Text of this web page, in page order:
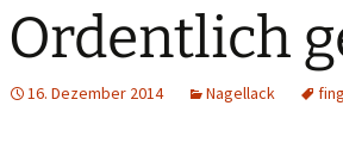
Ordentlich
16. Dezember 2014 Nagellack